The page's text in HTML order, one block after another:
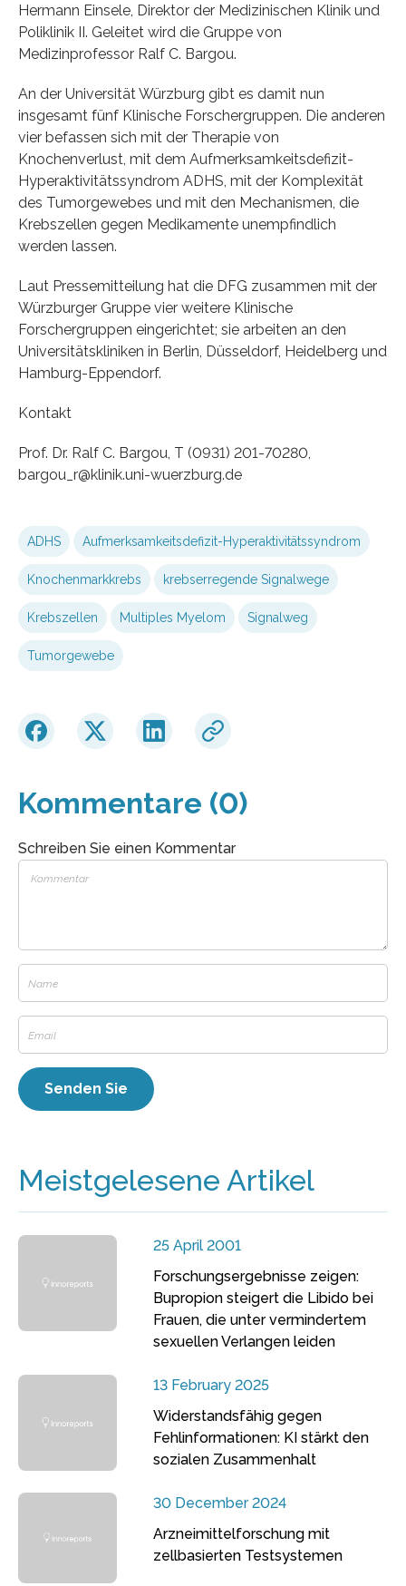
Hermann Einsele, Direktor der Medizinischen Klinik und
Poliklinik II. Geleitet wird die Gruppe von
Medizinprofessor Ralf C. Bargou.
An der Universität Würzburg gibt es damit nun
insgesamt fünf Klinische Forschergruppen. Die anderen
vier befassen sich mit der Therapie von
Knochenverlust, mit dem Aufmerksamkeitsdefizit-
Hyperaktivitätssyndrom ADHS, mit der Komplexität
des Tumorgewebes und mit den Mechanismen, die
Krebszellen gegen Medikamente unempfindlich
werden lassen.
Laut Pressemitteilung hat die DFG zusammen mit der
Würzburger Gruppe vier weitere Klinische
Forschergruppen eingerichtet; sie arbeiten an den
Universitätskliniken in Berlin, Düsseldorf, Heidelberg und
Hamburg-Eppendorf.
Kontakt
Prof. Dr. Ralf C. Bargou, T (0931) 201-70280,
bargou_r@klinik.uni-wuerzburg.de
ADHS Aufmerksamkeitsdefizit-Hyperaktivitätssyndrom
Knochenmarkkrebs krebserregende Signalwege
Krebszellen Multiples Myelom Signalweg
Tumorgewebe
Kommentare (0)
Schreiben Sie einen Kommentar
Meistgelesene Artikel
25 April 2001
Forschungsergebnisse zeigen:
Bupropion steigert die Libido bei
Frauen, die unter vermindertem
sexuellen Verlangen leiden
13 February 2025
Widerstandsfähig gegen
Fehlinformationen: KI stärkt den
sozialen Zusammenhalt
30 December 2024
Arzneimittelforschung mit
zellbasierten Testsystemen